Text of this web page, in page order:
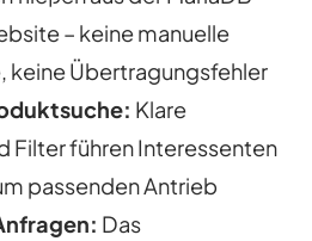
– keine manuelle
Übertragungsfehler
Klare
Filter führen Interessenten
passenden Antrieb
Das